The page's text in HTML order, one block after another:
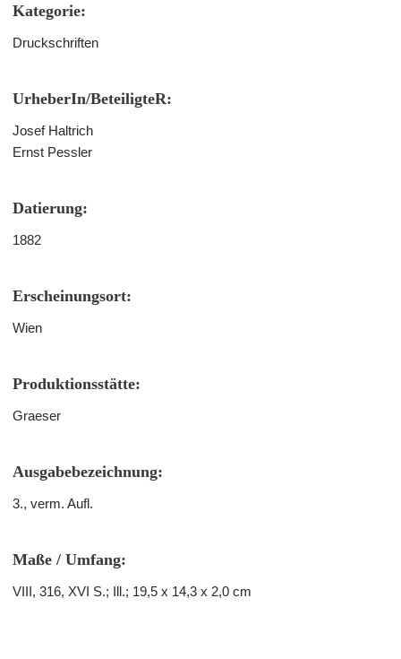
Kategorie:
Druckschriften
UrheberIn/BeteiligteR:
Josef Haltrich
Ernst Pessler
Datierung:
1882
Erscheinungsort:
Wien
Produktionsstätte:
Graeser
Ausgabebezeichnung:
3., verm. Aufl.
Maße / Umfang:
VIII, 316, XVI S.; Ill.; 19,5 x 14,3 x 2,0 cm